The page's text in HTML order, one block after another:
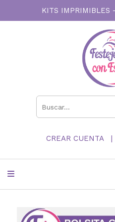
KITS IMPRIMIBLES
CREAR CUENTA